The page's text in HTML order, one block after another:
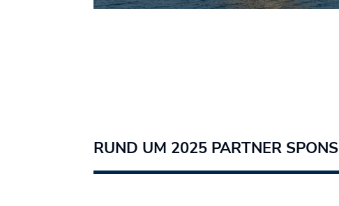
RUND UM 2025 PARTNER